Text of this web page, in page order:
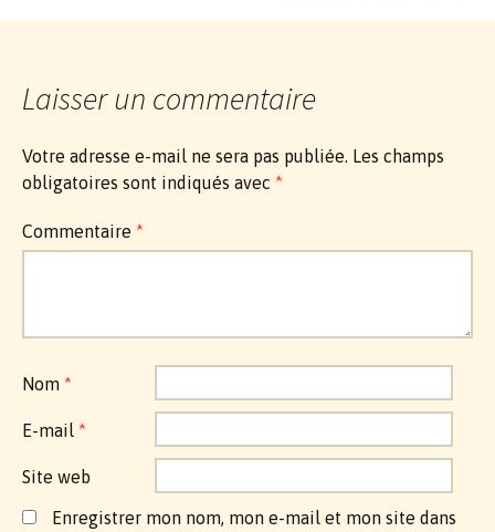
des
articles
Laisser un commentaire
Votre adresse e-mail ne sera pas publiée. Les champs
obligatoires sont indiqués avec *
Commentaire *
Nom *
E-mail *
Site web
Enregistrer mon nom, mon e-mail et mon site dans